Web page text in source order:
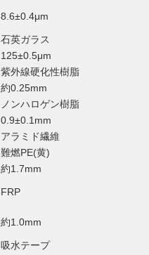
8.6±0.4μm
石英ガラス
125±0.5μm
紫外線硬化性樹脂
約0.25mm
ノンハロゲン樹脂
0.9±0.1mm
アラミド繊維
難燃PE(黄)
約1.7mm
FRP
約1.0mm
吸水テープ